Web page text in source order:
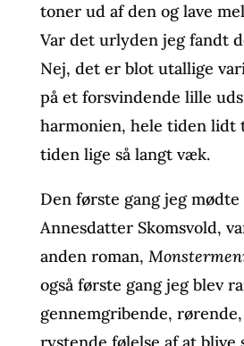
toner ud af den og lave
Var det urlyden jeg fandt
Nej, det er blot utallige
på et forsvindende lille
harmonien, hele tiden lidt
tiden lige så langt væk.
Den første gang jeg
Annesdatter Skomsvold,
anden roman,
også første gang jeg blev
gennemgribende,